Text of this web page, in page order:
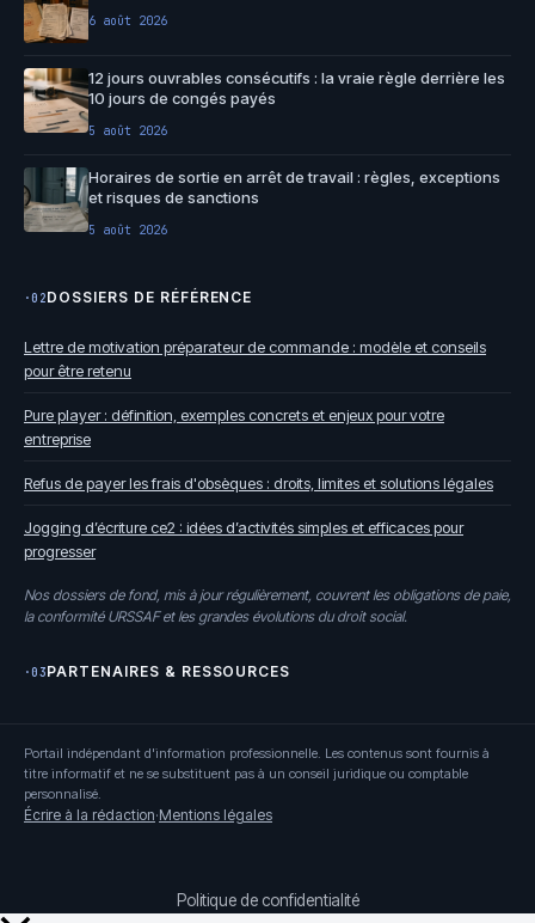
6 août 2026
12 jours ouvrables consécutifs : la vraie règle derrière les
10 jours de congés payés
5 août 2026
Horaires de sortie en arrêt de travail : règles, exceptions
et risques de sanctions
5 août 2026
·02DOSSIERS DE RÉFÉRENCE
Lettre de motivation préparateur de commande : modèle et conseils
pour être retenu
Pure player : définition, exemples concrets et enjeux pour votre
entreprise
Refus de payer les frais d'obsèques : droits, limites et solutions légales
Jogging d’écriture ce2 : idées d’activités simples et efficaces pour
progresser
Nos dossiers de fond, mis à jour régulièrement, couvrent les obligations de paie,
la conformité URSSAF et les grandes évolutions du droit social.
·03PARTENAIRES & RESSOURCES
Portail indépendant d'information professionnelle. Les contenus sont fournis à
titre informatif et ne se substituent pas à un conseil juridique ou comptable
personnalisé.
Écrire à la rédaction·Mentions légales
Politique de confidentialité